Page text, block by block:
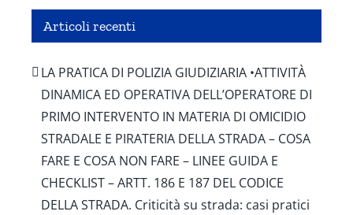
Articoli recenti
LA PRATICA DI POLIZIA GIUDIZIARIA •ATTIVITÀ
DINAMICA ED OPERATIVA DELL’OPERATORE DI
PRIMO INTERVENTO IN MATERIA DI OMICIDIO
STRADALE E PIRATERIA DELLA STRADA – COSA
FARE E COSA NON FARE – LINEE GUIDA E
CHECKLIST – ARTT. 186 E 187 DEL CODICE
DELLA STRADA. Criticità su strada: casi pratici